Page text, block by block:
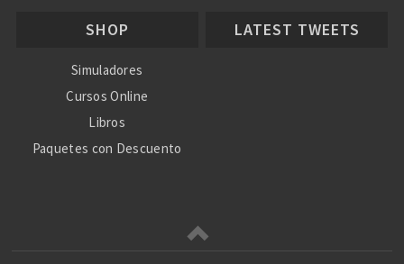
Ayuda
SHOP
Simuladores
Cursos Online
Libros
Paquetes con Descuento
LATEST TWEETS